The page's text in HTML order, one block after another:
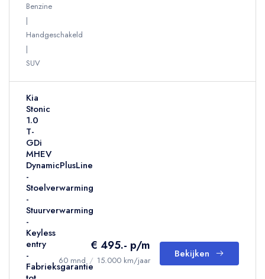
Benzine
Handgeschakeld
SUV
Kia
Stonic
1.0
T-
GDi
MHEV
DynamicPlusLine
-
Stoelverwarming
-
Stuurverwarming
-
Keyless
entry
-
Fabrieksgarantie
€ 495.- p/m
60 mnd / 15.000 km/jaar
Bekijken